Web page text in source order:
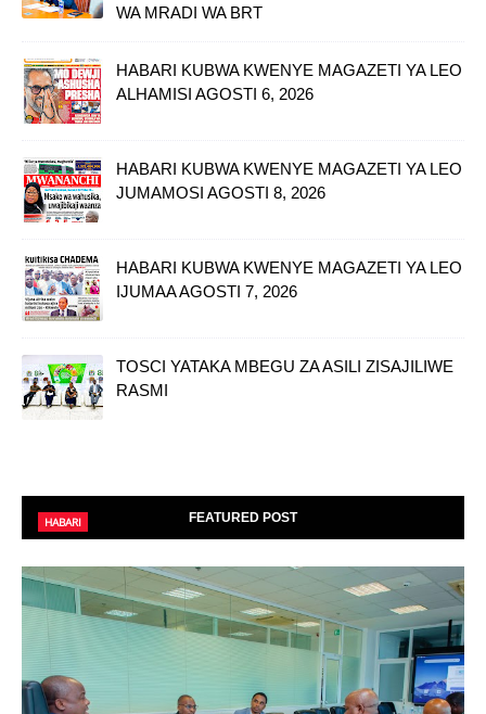
WA MRADI WA BRT
HABARI KUBWA KWENYE MAGAZETI YA LEO
ALHAMISI AGOSTI 6, 2026
HABARI KUBWA KWENYE MAGAZETI YA LEO
JUMAMOSI AGOSTI 8, 2026
HABARI KUBWA KWENYE MAGAZETI YA LEO
IJUMAA AGOSTI 7, 2026
TOSCI YATAKA MBEGU ZA ASILI ZISAJILIWE
RASMI
FEATURED POST
HABARI